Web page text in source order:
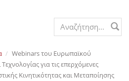
Search form
Webinars του Ευρωπαϊκού
για τις επερχόμενες
Κινητικότητας και Μεταποίησης